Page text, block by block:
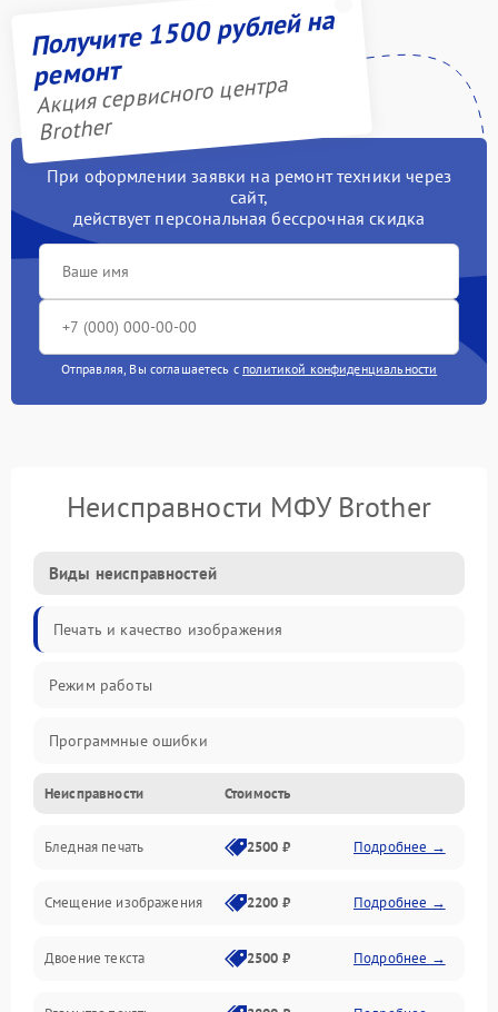
Получите 1500 рублей на
ремонт
Акция сервисного центра
Brother
При оформлении заявки на ремонт техники через
сайт,
действует персональная бессрочная скидка
Отправляя, Вы соглашаетесь с политикой конфиденциальности
Неисправности МФУ Brother
Виды неисправностей
Печать и качество изображения
Режим работы
Программные ошибки
Картриджи и расходники
Сканер и копирование
Механика и узлы
Программные сбои
Неисправности Стоимость
Бледная печать 2500 ₽ Подробнее →
Смещение изображения 2200 ₽ Подробнее →
Двоение текста 2500 ₽ Подробнее →